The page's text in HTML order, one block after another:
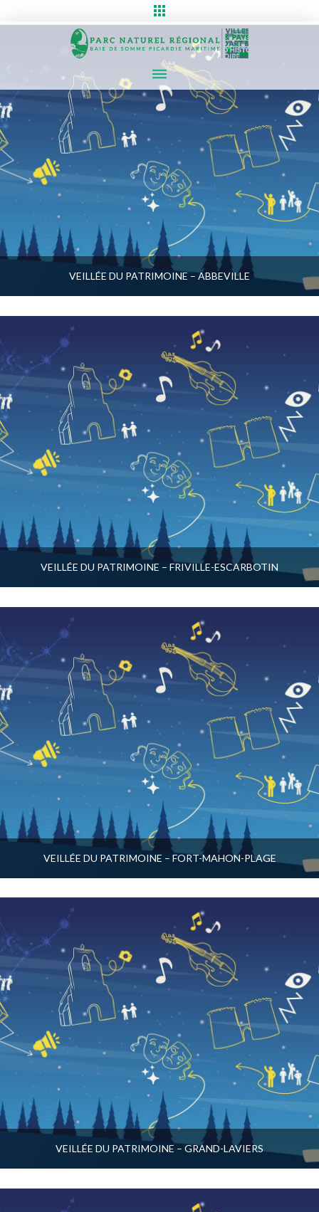
VEILLÉE DU PATRIMOINE – ABBEVILLE
VEILLÉE DU PATRIMOINE – FRIVILLE-ESCARBOTIN
VEILLÉE DU PATRIMOINE – FORT-MAHON-PLAGE
VEILLÉE DU PATRIMOINE – GRAND-LAVIERS